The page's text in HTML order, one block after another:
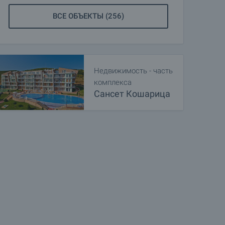
ВСЕ ОБЪЕКТЫ (256)
Недвижимость - часть
комплекса
Сансет Кошарица